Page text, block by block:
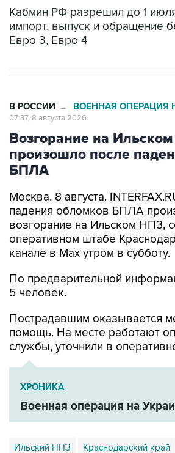
Кабмин РФ разрешил до 1
импорт, выпуск и обращение
Евро 3, Евро 4
В РОССИИ → ВОЕННАЯ ОПЕРАЦИЯ
07:37, 8 августа 2026
Возгорание на
произошло после
БПЛА
Москва. 8 августа.
падения обломков БПЛА
возгорание на Ильском НПЗ,
оперативном штабе
канале в Max утром в субботу.
По предварительной
5 человек.
Пострадавшим оказывается
помощь. На месте работают
службы, уточнили в
ХРОНИКА
Военная операция на
Ильский НПЗ Краснодарский край